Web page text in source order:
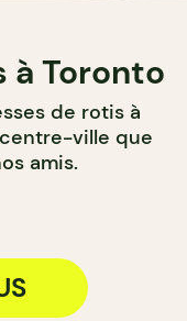
à Toronto
de rotis à
ville que
amis.